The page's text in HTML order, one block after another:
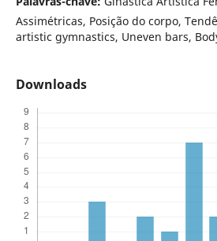
Assimétricas, Posição do corpo,
artistic gymnastics, Uneven bars,
Downloads